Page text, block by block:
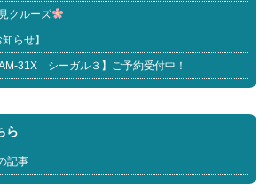
クルーズ
らせ】
31X シーガル３】ご予約受付中！
ら
記事